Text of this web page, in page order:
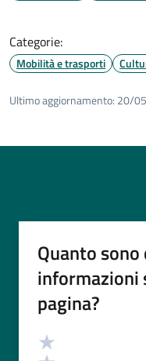
Categorie:
Mobilità e trasporti
Ultimo aggiornamento: 20/
Quanto sono
informazioni
pagina?
Valutazione